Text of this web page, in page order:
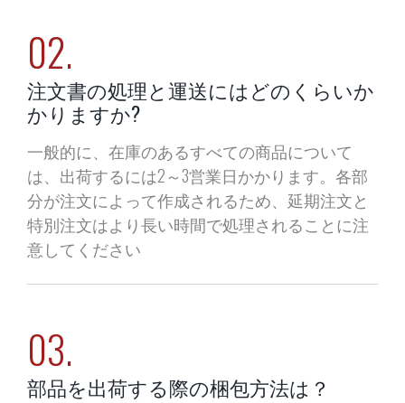
02.
注文書の処理と運送にはどのくらいか
かりますか?
一般的に、在庫のあるすべての商品について
は、出荷するには2～3営業日かかります。各部
分が注文によって作成されるため、延期注文と
特別注文はより長い時間で処理されることに注
意してください
03.
部品を出荷する際の梱包方法は？